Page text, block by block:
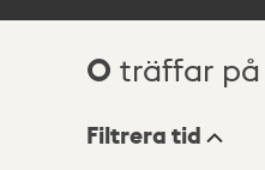
Sökresultat
0 träffar på
Filtrera tid